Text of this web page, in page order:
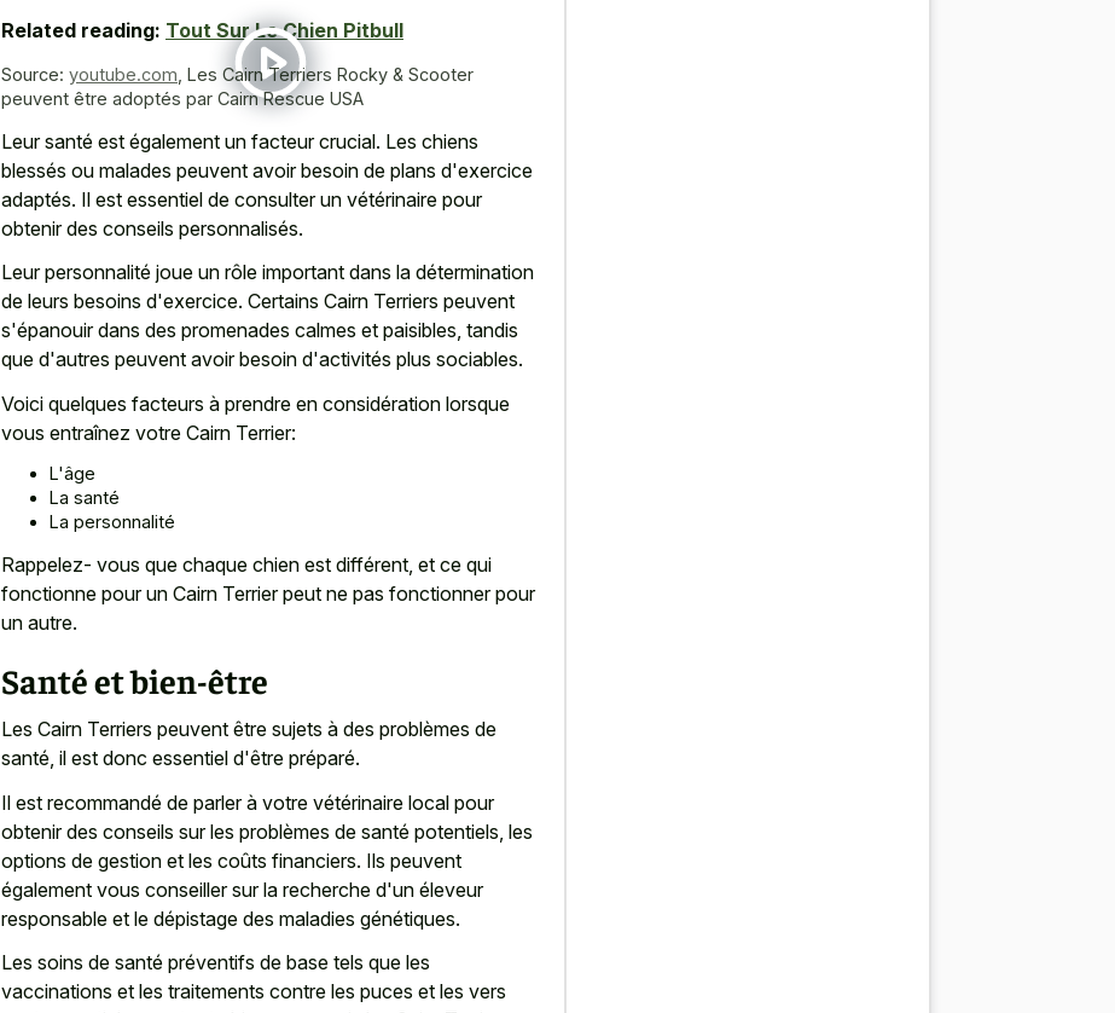
Related reading: Tout Sur Le Chien Pitbull
Source: youtube.com Les Cairn Terriers Rocky & Scooter
peuvent être adoptés par Cairn Rescue USA
Leur santé est également un facteur crucial. Les chiens
blessés ou malades peuvent avoir besoin de plans d'exercice
adaptés. Il est essentiel de consulter un vétérinaire pour
obtenir des conseils personnalisés.
Leur personnalité joue un rôle important dans la détermination
de leurs besoins d'exercice. Certains Cairn Terriers peuvent
s'épanouir dans des promenades calmes et paisibles, tandis
que d'autres peuvent avoir besoin d'activités plus sociables.
Voici quelques facteurs à prendre en considération lorsque
vous entraînez votre Cairn Terrier:
L'âge
La santé
La personnalité
Rappelez- vous que chaque chien est différent, et ce qui
fonctionne pour un Cairn Terrier peut ne pas fonctionner pour
un autre.
Santé et bien-être
Les Cairn Terriers peuvent être sujets à des problèmes de
santé, il est donc essentiel d'être préparé.
Il est recommandé de parler à votre vétérinaire local pour
obtenir des conseils sur les problèmes de santé potentiels, les
options de gestion et les coûts financiers. Ils peuvent
également vous conseiller sur la recherche d'un éleveur
responsable et le dépistage des maladies génétiques.
Les soins de santé préventifs de base tels que les
vaccinations et les traitements contre les puces et les vers